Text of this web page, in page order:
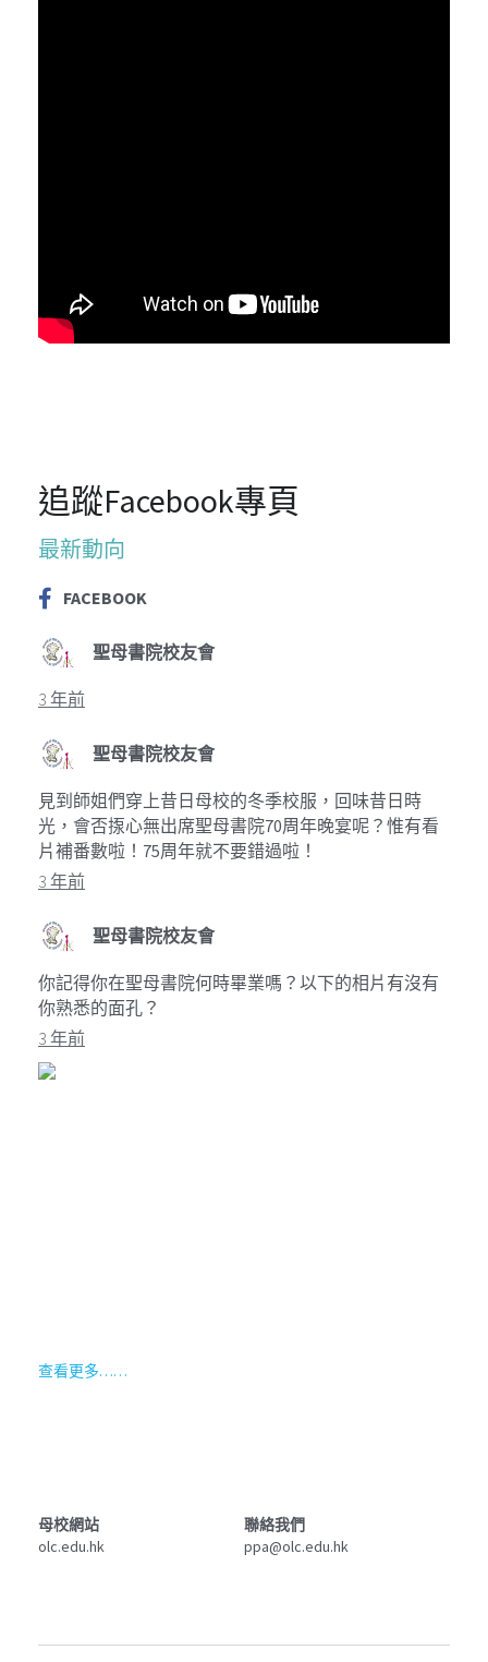
追蹤Facebook專頁
最新動向
FACEBOOK
聖母書院校友會
3 年前
聖母書院校友會
見到師姐們穿上昔日母校的冬季校服，回味昔日時
光，會否揼心無出席聖母書院70周年晚宴呢？惟有看
片補番數啦！75周年就不要錯過啦！
3 年前
聖母書院校友會
你記得你在聖母書院何時畢業嗎？以下的相片有沒有
你熟悉的面孔？
3 年前
查看更多……
母校網站
olc.edu.hk
聯絡我們
ppa@olc.edu.hk